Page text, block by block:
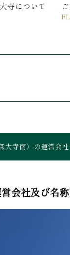
寺について
大寺南）の運営会
会社及び名